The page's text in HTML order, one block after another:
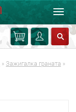
» Зажигалка граната »